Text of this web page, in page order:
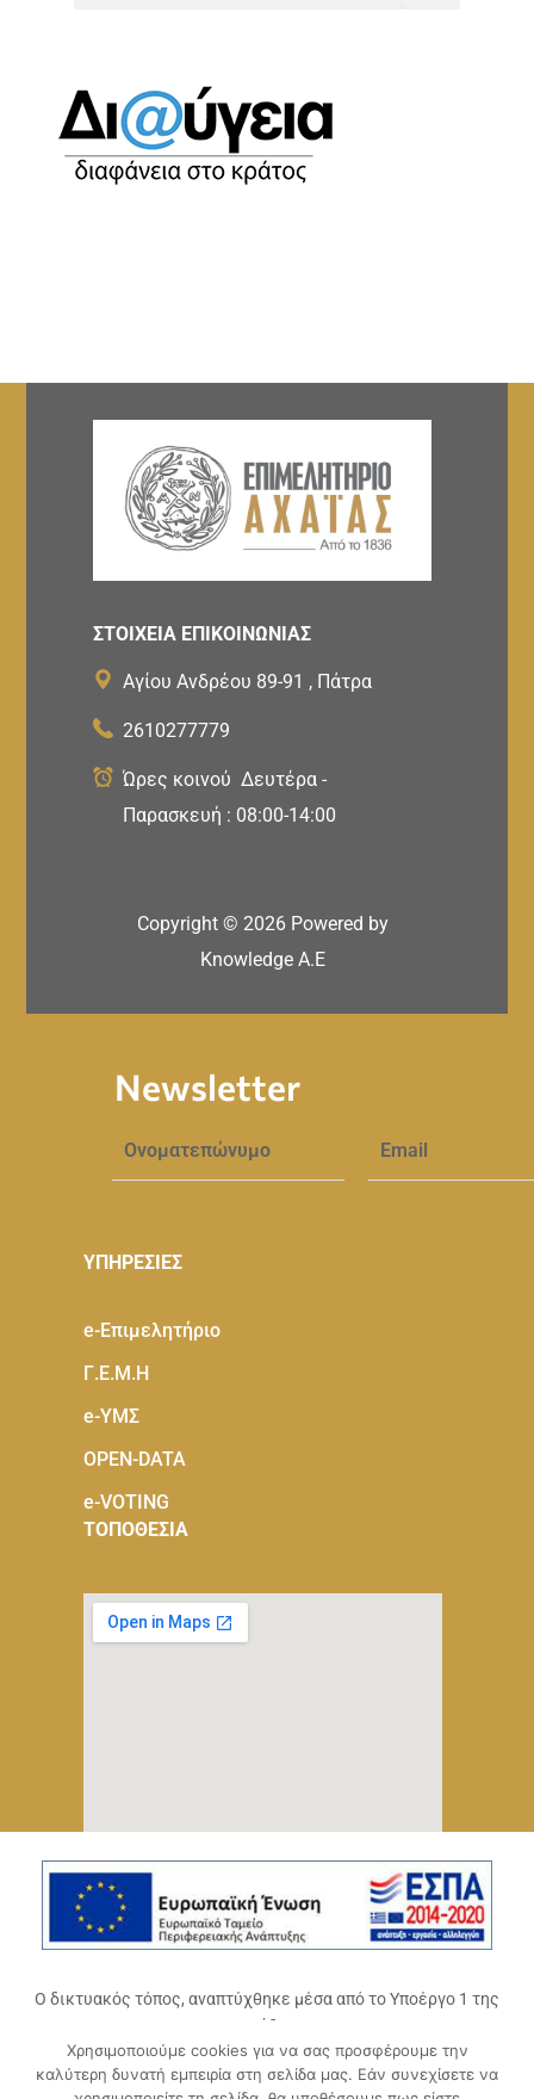
ΣΤΟΙΧΕΙΑ ΕΠΙΚΟΙΝΩΝΙΑΣ
Αγίου Ανδρέου 89-91 , Πάτρα
2610277779
Ώρες κοινού Δευτέρα -
Παρασκευή : 08:00-14:00
Copyright © 2026 Powered by
Knowledge A.E
Newsletter
ΥΠΗΡΕΣΙΕΣ
e-Eπιμελητήριο
Γ.Ε.Μ.Η
e-ΥΜΣ
OPEN-DATA
e-VOTING
ΤΟΠΟΘΕΣΙΑ
Ο δικτυακός τόπος, αναπτύχθηκε μέσα από το Υποέργο 1 της
πράξης
«Ψηφιακό Οικοσύστημα Επιχειρηματικότητας του
Επιμελητηρίου Αχαΐας» (ΟΠΣ 5045300),
Χρησιμοποιούμε cookies για να σας προσφέρουμε την
καλύτερη δυνατή εμπειρία στη σελίδα μας. Εάν συνεχίσετε να